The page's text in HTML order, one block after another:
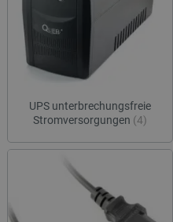
UPS unterbrechungsfreie
Stromversorgungen (4)